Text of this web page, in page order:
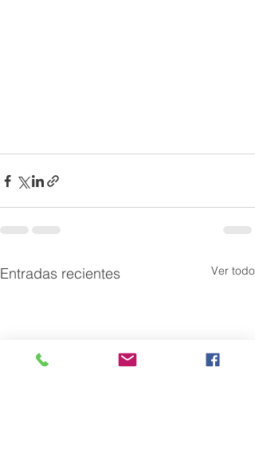
Entradas recientes Ver todo